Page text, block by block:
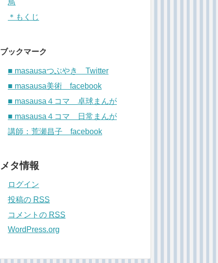
鳥
＊もくじ
ブックマーク
■ masausaつぶやき Twitter
■ masausa美術 facebook
■ masausa４コマ 卓球まんが
■ masausa４コマ 日常まんが
講師：荒瀬昌子 facebook
メタ情報
ログイン
投稿の RSS
コメントの RSS
WordPress.org